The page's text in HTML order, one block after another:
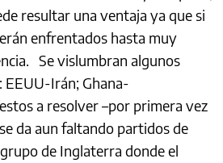
resultar una ventaja ya que si
enfrentados hasta muy
Se vislumbran algunos
EEUU-Irán; Ghana-
a resolver –por primera vez
da aun faltando partidos de
de Inglaterra donde el